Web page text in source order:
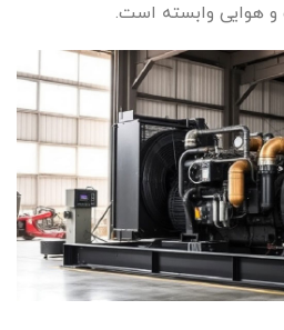
هوایی وابسته است.